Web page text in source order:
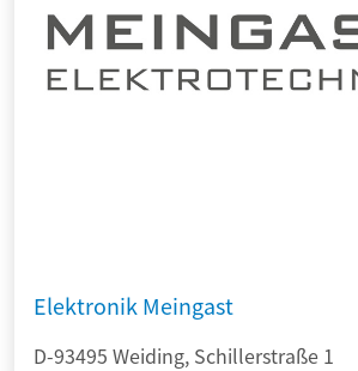
Elektronik Meingast
D-93495 Weiding, Schillerstraße 1